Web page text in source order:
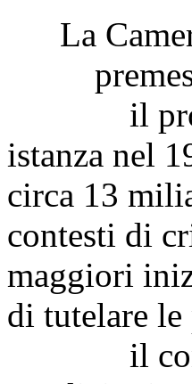
La
il
istanza nel
circa 13
contesti di
maggiori
di tutelare
il